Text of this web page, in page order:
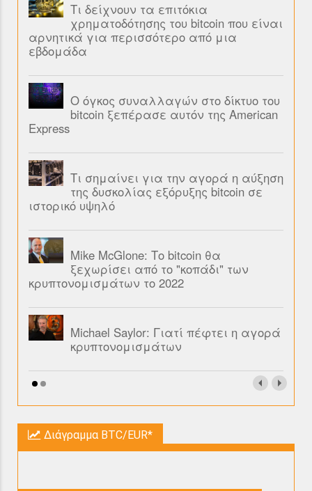
Τι δείχνουν τα επιτόκια
χρηματοδότησης του bitcoin που είναι
αρνητικά για περισσότερο από μια
εβδομάδα
Ο όγκος συναλλαγών στο δίκτυο του
bitcoin ξεπέρασε αυτόν της American
Express
Τι σημαίνει για την αγορά η αύξηση
της δυσκολίας εξόρυξης bitcoin σε
ιστορικό υψηλό
Mike McGlone: Το bitcoin θα
ξεχωρίσει από το "κοπάδι" των
κρυπτονομισμάτων το 2022
Michael Saylor: Γιατί πέφτει η αγορά
κρυπτονομισμάτων
Διάγραμμα BTC/EUR*